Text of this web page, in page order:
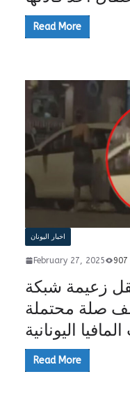
Read More
اخبار اليونان
February 27, 2025 907
زعيمة شبكة
صلة محتملة
اليونانية
Read More